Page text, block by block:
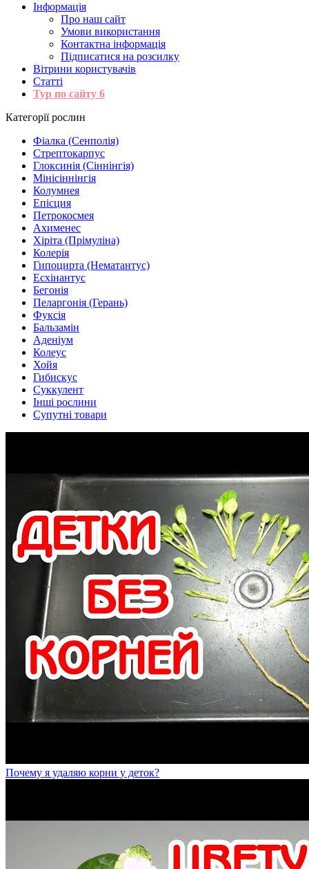
Інформація
Про наш сайт
Умови використання
Контактна інформація
Підписатися на розсилку
Вітрини користувачів
Статті
Тур по сайту 6
Категорії рослин
Фіалка (Сенполія)
Стрептокарпус
Глоксинія (Сіннінгія)
Мінісіннінгія
Колумнея
Епісция
Петрокосмея
Ахименес
Хіріта (Прімуліна)
Колерія
Гипоцирта (Нематантус)
Есхінантус
Бегонія
Пеларгонія (Герань)
Фуксія
Бальзамін
Аденіум
Колеус
Хойя
Гибискус
Суккулент
Інші рослини
Супутні товари
Почему я удаляю корни у деток?